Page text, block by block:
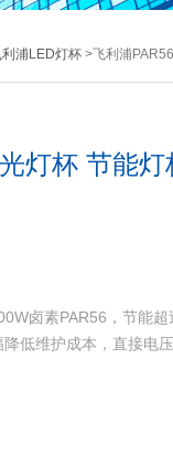
浦LED灯杯>飞利浦
灯杯 节能灯
卤素PAR56，节能
低维护成本，直接电